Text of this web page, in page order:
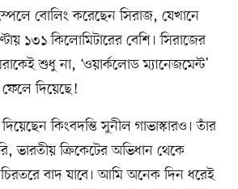
বোলিং করেছেন সিরাজ, যেখানে
১৩১ কিলোমিটারের বেশি। সিরাজের
শুধু না, ‘ওয়ার্কলোড ম্যানেজমেন্ট’
দিয়েছে!
কিংবদন্তি সুনীল গাভাস্কারও। তাঁর
ভারতীয় ক্রিকেটের অভিধান থেকে
বাদ যাবে। আমি অনেক দিন ধরেই